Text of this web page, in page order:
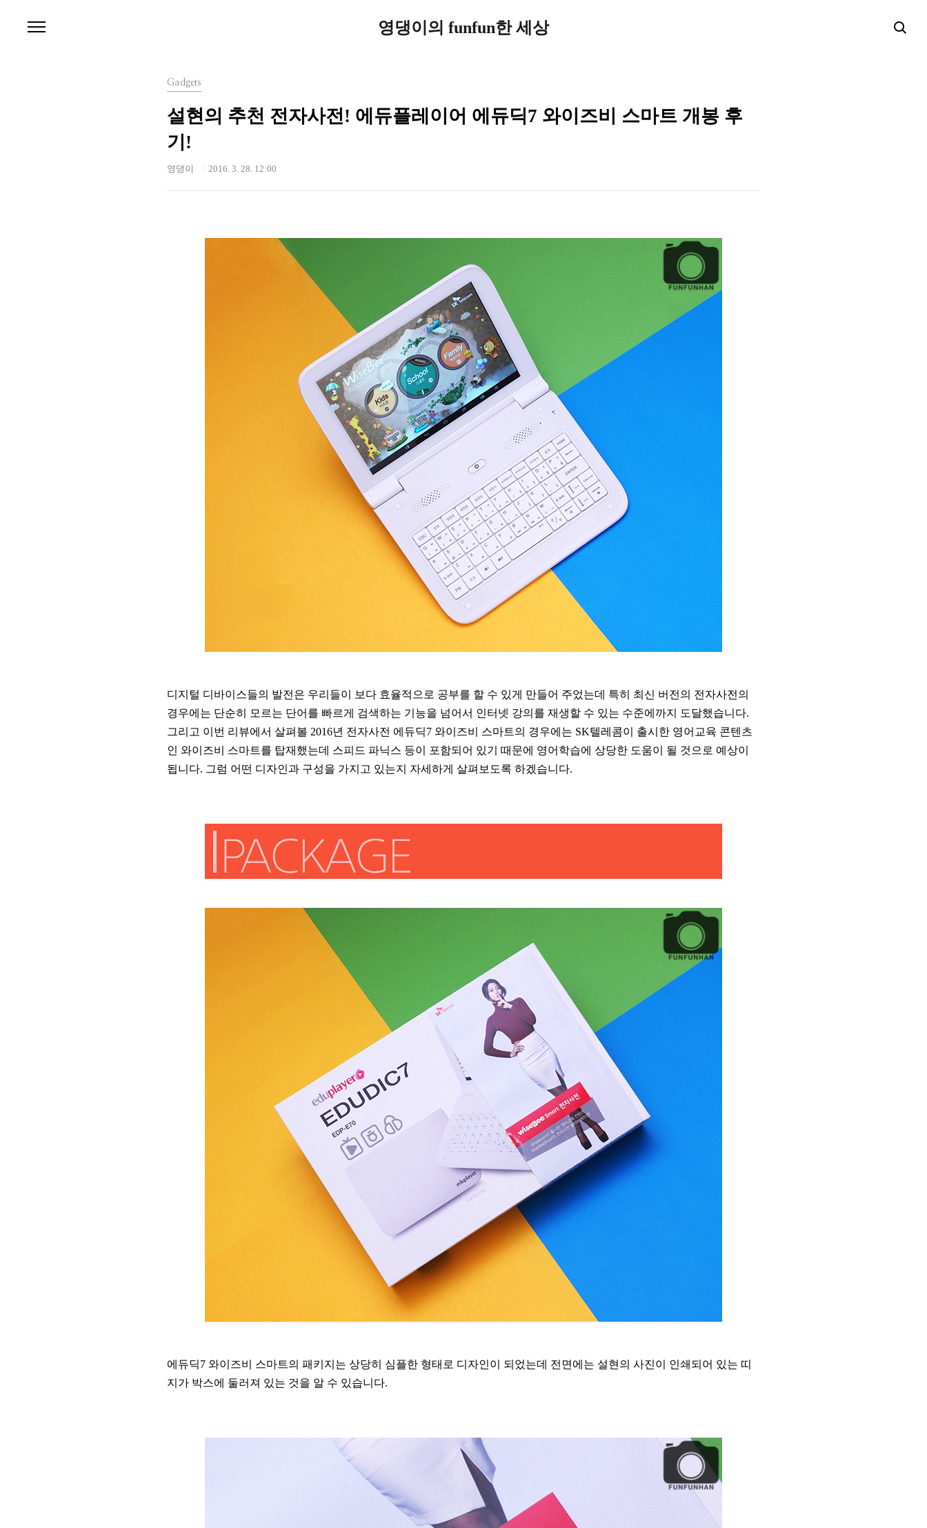
영댕이의 funfun한 세상
Gadgets
설현의 추천 전자사전! 에듀플레이어 에듀딕7 와이즈비 스마트 개봉 후
기!
영댕이 2016. 3. 28. 12:00
디지털 디바이스들의 발전은 우리들이 보다 효율적으로 공부를 할 수 있게 만들어 주었는데 특히 최신 버전의 전자사전의
경우에는 단순히 모르는 단어를 빠르게 검색하는 기능을 넘어서 인터넷 강의를 재생할 수 있는 수준에까지 도달했습니다.
그리고 이번 리뷰에서 살펴볼 2016년 전자사전 에듀딕7 와이즈비 스마트의 경우에는 SK텔레콤이 출시한 영어교육 콘텐츠
인 와이즈비 스마트를 탑재했는데 스피드 파닉스 등이 포함되어 있기 때문에 영어학습에 상당한 도움이 될 것으로 예상이
됩니다. 그럼 어떤 디자인과 구성을 가지고 있는지 자세하게 살펴보도록 하겠습니다.
에듀딕7 와이즈비 스마트의 패키지는 상당히 심플한 형태로 디자인이 되었는데 전면에는 설현의 사진이 인쇄되어 있는 띠
지가 박스에 둘러져 있는 것을 알 수 있습니다.